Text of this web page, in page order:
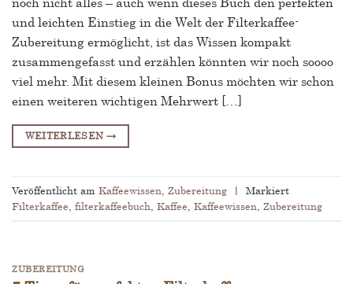
und leichten Einstieg in die Welt der Filterkaffee-
Zubereitung ermöglicht, ist das Wissen kompakt
zusammengefasst und erzählen könnten wir noch soooo
viel mehr. Mit diesem kleinen Bonus möchten wir schon
einen weiteren wichtigen Mehrwert […]
WEITERLESEN →
Veröffentlicht am Kaffeewissen Zubereitung |
Markiert
Filterkaffee filterkaffeebuch Kaffee Kaffeewissen Zubereitung
ZUBEREITUNG